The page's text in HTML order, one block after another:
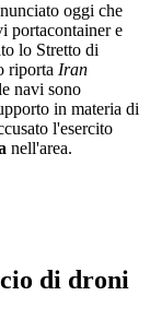
oggi che
portacontainer e
lo Stretto di
riporta Iran
navi sono
in materia di
l'esercito
nell'area.
di droni